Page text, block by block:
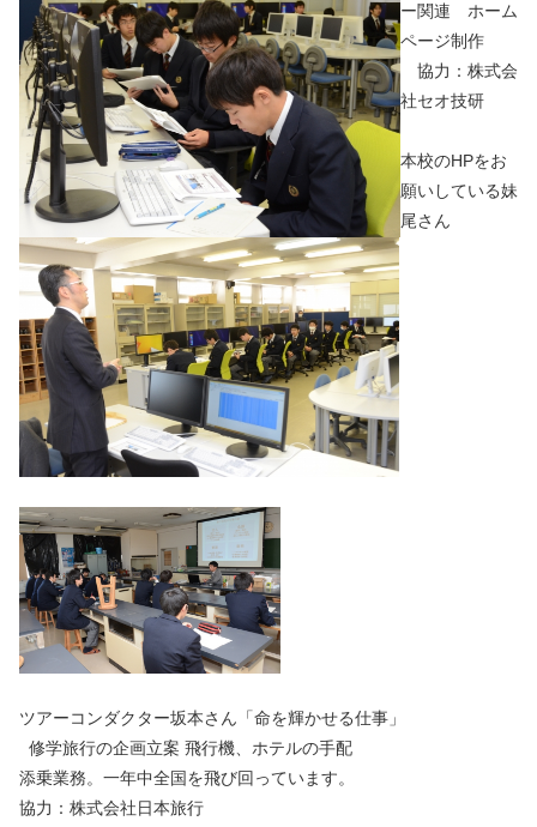
ー関連 ホーム
ページ制作
協力：株式会
社セオ技研
本校のHPをお
願いしている妹
尾さん
ツアーコンダクター坂本さん「命を輝かせる仕事」
修学旅行の企画立案 飛行機、ホテルの手配
添乗業務。一年中全国を飛び回っています。
協力：株式会社日本旅行